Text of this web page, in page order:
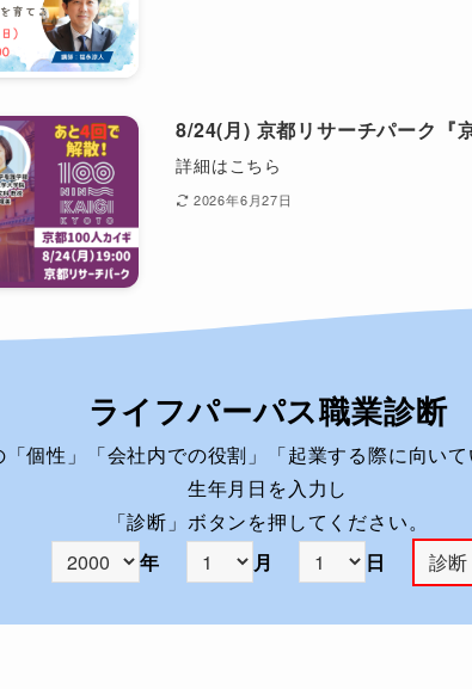
8/24(月) 京都リサーチパーク『
詳細はこちら
2026年6月27日
ライフパーパス職業診断
個性」「会社内での役割」「起業する際に向いて
生年月日を入力し
「診断」ボタンを押してください。
年
月 日